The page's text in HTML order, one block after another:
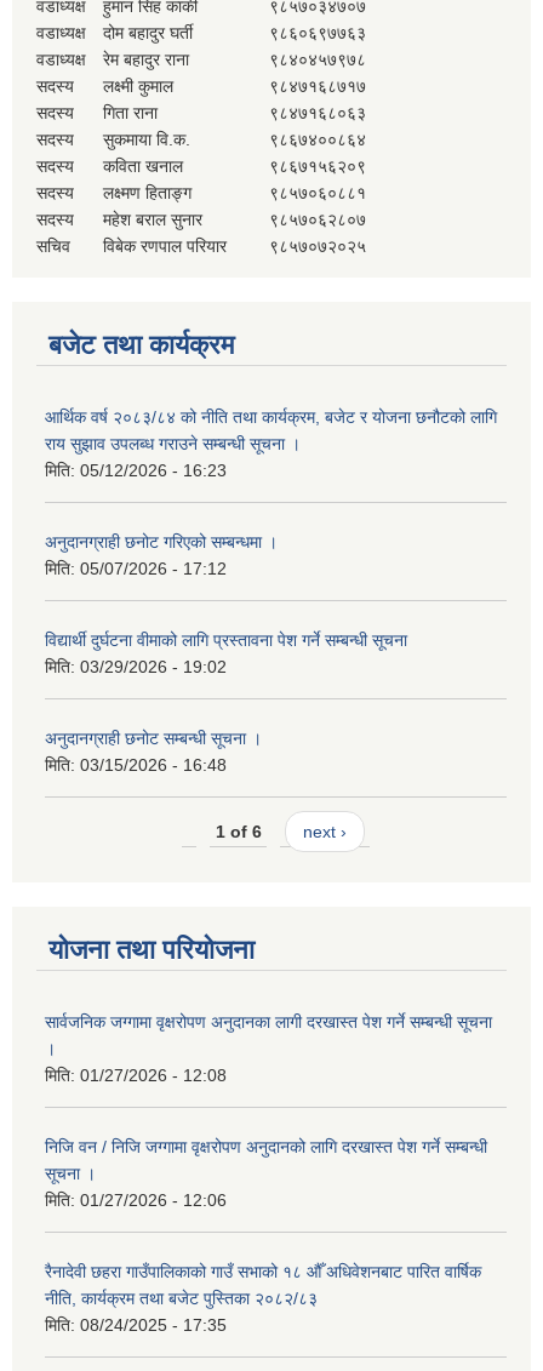
वडाध्यक्ष हुमान सिंह कार्की
९८५७०३४७०७
वडाध्यक्ष
दोम बहादुर घर्ती
९८६०६९७७६३
वडाध्यक्ष
रेम बहादुर राना
९८४०४५७९७८
सदस्य
लक्ष्मी कुमाल
९८४७१६८७१७
सदस्य
गिता राना
९८४७१६८०६३
सदस्य
सुकमाया वि.क.
९८६७४००८६४
सदस्य
कविता खनाल
९८६७१५६२०९
सदस्य
लक्ष्मण हिताङ्ग
९८५७०६०८८१
सदस्य
महेश बराल सुनार
९८५७०६२८०७
सचिव
विबेक रणपाल परियार ९८५७०७२०२५
बजेट तथा कार्यक्रम
आर्थिक वर्ष २०८३/८४ को नीति तथा कार्यक्रम, बजेट र योजना छनौटको लागि
राय सुझाव उपलब्ध गराउने सम्बन्धी सूचना ।
मिति: 05/12/2026 - 16:23
अनुदानग्राही छनोट गरिएको सम्बन्धमा ।
मिति: 05/07/2026 - 17:12
विद्यार्थी दुर्घटना वीमाको लागि प्रस्तावना पेश गर्ने सम्बन्धी सूचना
मिति: 03/29/2026 - 19:02
अनुदानग्राही छनोट सम्बन्धी सूचना ।
मिति: 03/15/2026 - 16:48
1 of 6 next ›
योजना तथा परियोजना
सार्वजनिक जग्गामा वृक्षरोपण अनुदानका लागी दरखास्त पेश गर्ने सम्बन्धी सूचना
।
मिति: 01/27/2026 - 12:08
निजि वन / निजि जग्गामा वृक्षरोपण अनुदानको लागि दरखास्त पेश गर्ने सम्बन्धी
सूचना ।
मिति: 01/27/2026 - 12:06
रैनादेवी छहरा गाउँपालिकाको गाउँ सभाको १८ औँ अधिवेशनबाट पारित वार्षिक
नीति, कार्यक्रम तथा बजेट पुस्तिका २०८२/८३
मिति: 08/24/2025 - 17:35